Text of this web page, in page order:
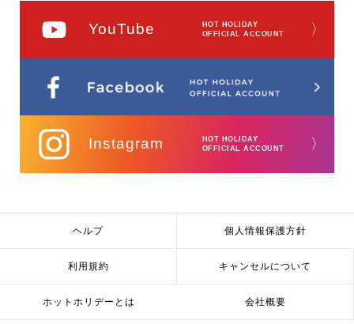
YouTube
HOT HOLIDAY
OFFICIAL ACCOUNT
〉
Instagram
HOT HOLIDAY
OFFICIAL ACCOUNT
〉
ヘルプ 個人情報保護方針
利用規約 キャンセルについて
ホットホリデーとは 会社概要